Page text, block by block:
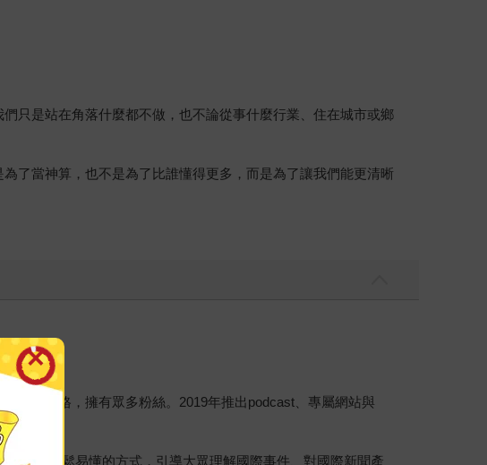
只是站在角落什麼都不做，也不論從事什麼行業、住在城市或鄉
了當神算，也不是為了比誰懂得更多，而是為了讓我們能更清晰
獨樹一格，擁有眾多粉絲。2019年推出podcast、專屬網站與
。用輕鬆易懂的方式，引導大眾理解國際事件、對國際新聞產